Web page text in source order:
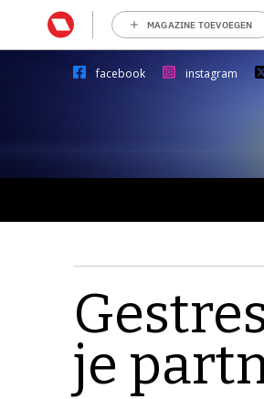
MAGAZINE TOEVOEGEN
facebook instagram
je